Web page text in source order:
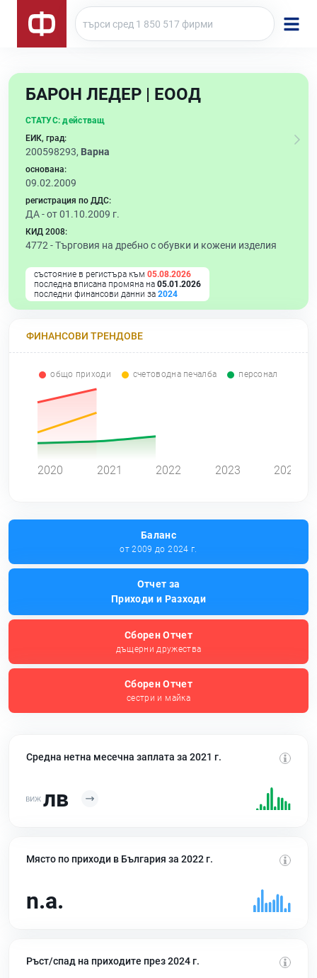
БАРОН ЛЕДЕР | ЕООД
СТАТУС: действащ
ЕИК, град:
200598293, Варна
основана:
09.02.2009
регистрация по ДДС:
ДА - от 01.10.2009 г.
КИД 2008:
4772 -Търговия на дребно с обувки и кожени изделия
състояние в регистъра към 05.08.2026
последна вписана промяна на 05.01.2026
последни финансови данни за 2024
ФИНАНСОВИ ТРЕНДОВЕ
общо приходи счетоводна печалба персонал
2020 2021 2022 2023 2024
Баланс
от 2009 до 2024 г.
Отчет за
Приходи и Разходи
Сборен Отчет
дъщерни дружества
Сборен Отчет
сестри и майка
Средна нетна месечна заплата за 2021 г.
лв
Място по приходи в България за 2022 г.
n.a.
Ръст/спад на приходите през 2024 г.